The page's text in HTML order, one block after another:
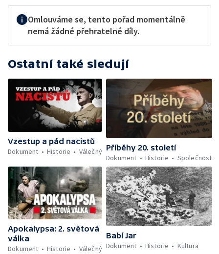
Omlouváme se, tento pořad momentálně
nemá žádné přehratelné díly.
Ostatní také sledují
Vzestup a pád nacistů
Dokument
Historie Válečný Příběhy 20. století
Dokument
Historie Společnost
Apokalypsa: 2. světová
válka
Dokument
Historie Válečný
Babí Jar
Dokument
Historie Kultura